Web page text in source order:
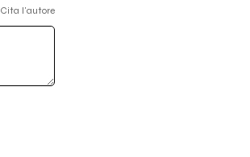
Cita l'autore